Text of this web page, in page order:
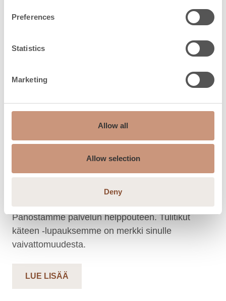
Preferences
Statistics
Marketing
Allow all
Allow selection
Deny
Tarjoamme palvelut
tarpeidesi mukaan
Panostamme palvelun helppouteen. Tulitikut
käteen -lupauksemme on merkki sinulle
vaivattomuudesta.
LUE LISÄÄ